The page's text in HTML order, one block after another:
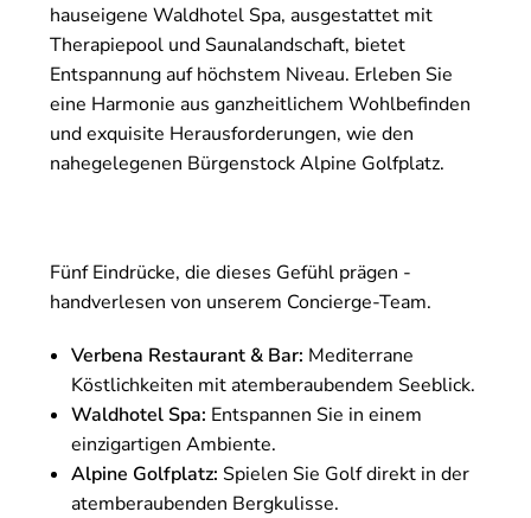
hauseigene Waldhotel Spa, ausgestattet mit
Therapiepool und Saunalandschaft, bietet
Entspannung auf höchstem Niveau. Erleben Sie
eine Harmonie aus ganzheitlichem Wohlbefinden
und exquisite Herausforderungen, wie den
nahegelegenen Bürgenstock Alpine Golfplatz.
Fünf Eindrücke, die dieses Gefühl prägen -
handverlesen von unserem Concierge-Team.
Verbena Restaurant & Bar: Mediterrane
Köstlichkeiten mit atemberaubendem Seeblick.
Waldhotel Spa: Entspannen Sie in einem
einzigartigen Ambiente.
Alpine Golfplatz: Spielen Sie Golf direkt in der
atemberaubenden Bergkulisse.